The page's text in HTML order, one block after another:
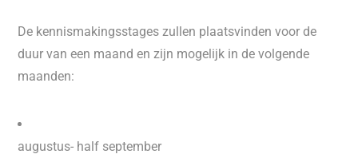
De kennismakingsstages zullen plaatsvinden voor de
duur van een maand en zijn mogelijk in de volgende
maanden:
augustus- half september